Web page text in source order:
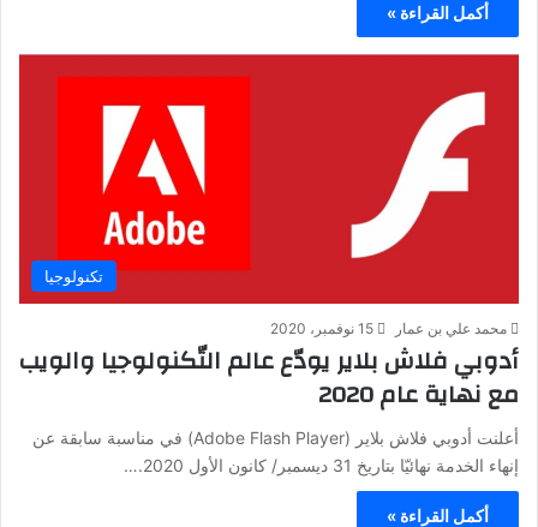
أكمل القراءة »
تكنولوجيا
محمد علي بن عمار 15 نوفمبر، 2020
أدوبي فلاش بلاير يودّع عالم التّكنولوجيا والويب
مع نهاية عام 2020
أعلنت أدوبي فلاش بلاير (Adobe Flash Player) في مناسبة سابقة عن
إنهاء الخدمة نهائيّا بتاريخ 31 ديسمبر/ كانون الأول 2020.…
أكمل القراءة »